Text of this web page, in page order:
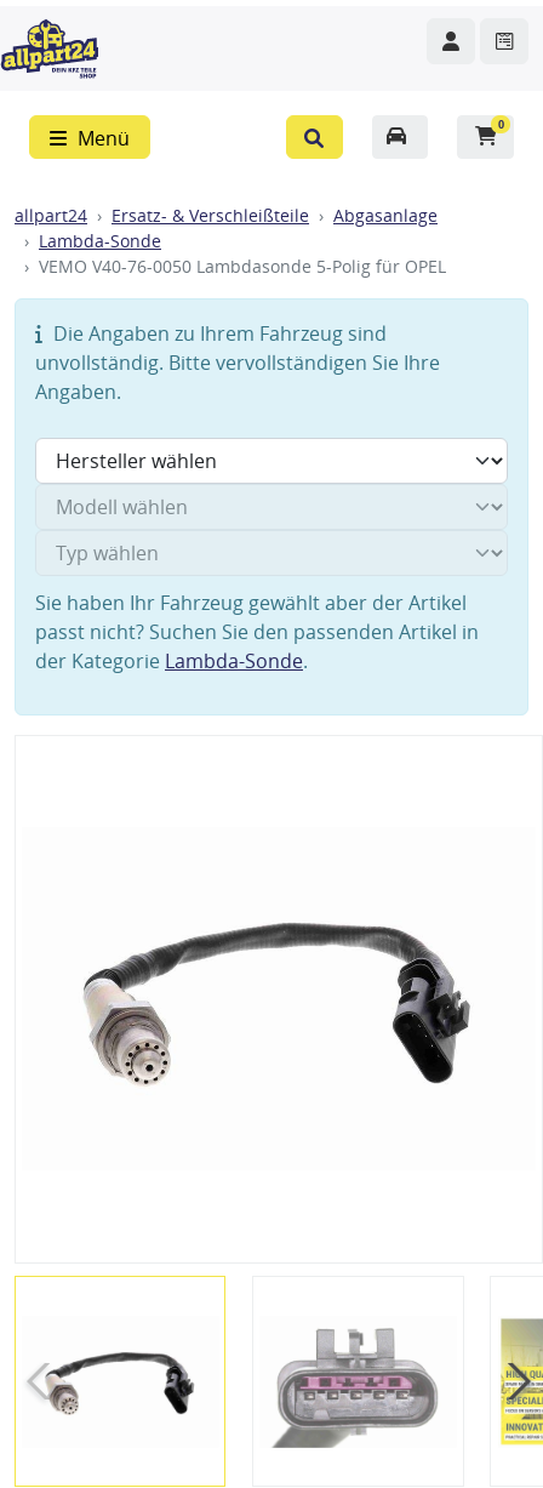
Menü
0
allpart24 Ersatz- & Verschleißteile
Abgasanlage
Lambda-Sonde
VEMO V40-76-0050 Lambdasonde 5-Polig für OPEL
Die Angaben zu Ihrem Fahrzeug sind
unvollständig. Bitte vervollständigen Sie Ihre
Angaben.
Sie haben Ihr Fahrzeug gewählt aber der Artikel
passt nicht? Suchen Sie den passenden Artikel in
der Kategorie Lambda-Sonde.